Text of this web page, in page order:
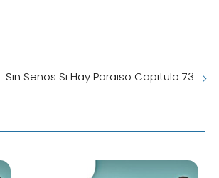
Sin Senos Si Hay Paraiso Capitulo 73